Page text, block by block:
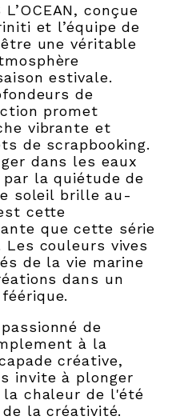
conçue
et l’équipe de
une véritable
estivale.
de
promet
vibrante et
de scrapbooking.
dans les eaux
la quiétude de
soleil brille au-
cette
que cette série
couleurs vives
de la vie marine
dans un
de
à la
créative,
invite à plonger
la chaleur de l'été
la créativité.